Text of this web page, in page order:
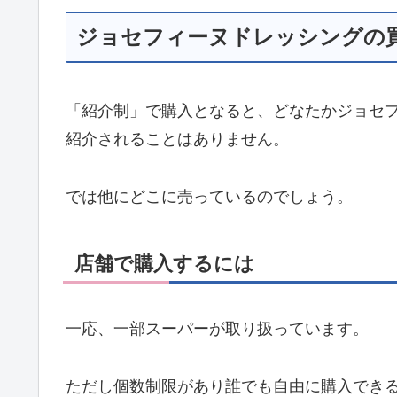
ジョセフィーヌドレッシングの
「紹介制」で購入となると、どなたかジョ
紹介されることはありません。
では他にどこに売っているのでしょう。
店舗で購入するには
一応、一部スーパーが取り扱っています。
ただし個数制限があり誰でも自由に購入でき